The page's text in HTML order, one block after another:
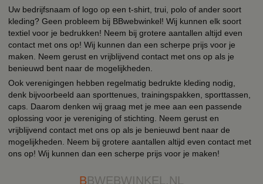
Uw bedrijfsnaam of logo op een t-shirt, trui, polo of ander soort
kleding? Geen probleem bij BBwebwinkel! Wij kunnen elk soort
textiel voor je bedrukken! Neem bij grotere aantallen altijd even
contact met ons op! Wij kunnen dan een scherpe prijs voor je
maken. Neem gerust en vrijblijvend contact met ons op als je
benieuwd bent naar de mogelijkheden.
Ook verenigingen hebben regelmatig bedrukte kleding nodig,
denk bijvoorbeeld aan sporttenues, trainingspakken, sporttassen,
caps. Daarom denken wij graag met je mee aan een passende
oplossing voor je vereniging of stichting. Neem gerust en
vrijblijvend contact met ons op als je benieuwd bent naar de
mogelijkheden. Neem bij grotere aantallen altijd even contact met
ons op! Wij kunnen dan een scherpe prijs voor je maken!
BBWEBWINKEL.NL